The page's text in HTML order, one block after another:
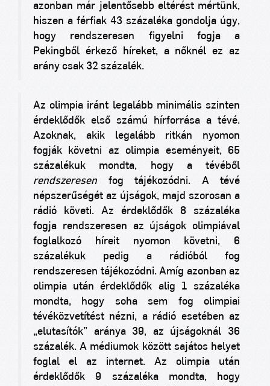
azonban már jelentősebb eltérést mértünk,
hiszen a férfiak 43 százaléka gondolja úgy,
hogy rendszeresen figyelni fogja a
Pekingből érkező híreket, a nőknél ez az
arány csak 32 százalék.
Az olimpia iránt legalább minimális szinten
érdeklődők első számú hírforrása a tévé.
Azoknak, akik legalább ritkán nyomon
fogják követni az olimpia eseményeit, 65
százalékuk mondta, hogy a tévéből
rendszeresen fog tájékozódni. A tévé
népszerűségét az újságok, majd szorosan a
rádió követi. Az érdeklődők 8 százaléka
fogja rendszeresen az újságok olimpiával
foglalkozó híreit nyomon követni, 6
százalékuk pedig a rádióból fog
rendszeresen tájékozódni. Amíg azonban az
olimpia után érdeklődők alig 1 százaléka
mondta, hogy soha sem fog olimpiai
tévéközvetítést nézni, a rádió esetében az
„elutasítók” aránya 39, az újságoknál 36
százalék. A médiumok között sajátos helyet
foglal el az internet. Az olimpia után
érdeklődők 9 százaléka mondta, hogy